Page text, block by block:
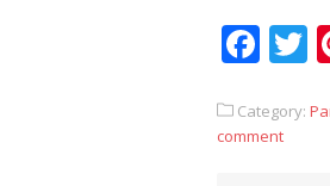
Category:
comment